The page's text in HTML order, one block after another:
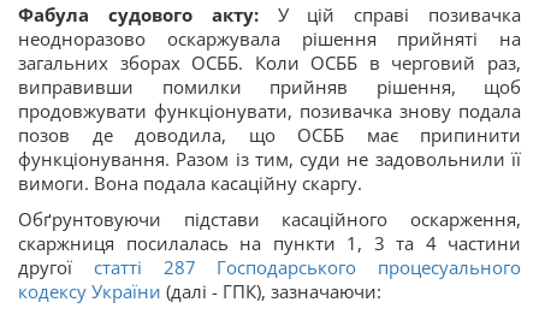
Фабула судового акту: У цій справі позивачка
неодноразово оскаржувала рішення прийняті на
загальних зборах ОСББ. Коли ОСББ в черговий раз,
виправивши помилки прийняв рішення, щоб
продовжувати функціонувати, позивачка знову подала
позов де доводила, що ОСББ має припинити
функціонування. Разом із тим, суди не задовольнили її
вимоги. Вона подала касаційну скаргу.
Обґрунтовуючи підстави касаційного оскарження,
скаржниця посилалась на пункти 1, 3 та 4 частини
другої статті 287 Господарського процесуального
кодексу України (далі - ГПК), зазначаючи: